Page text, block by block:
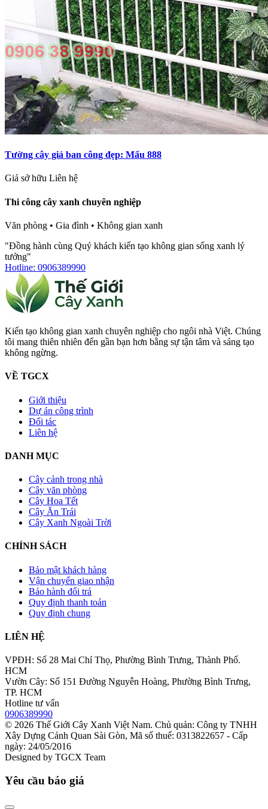
Tường cây giả ban công đẹp: Mẩu 888
Giá sở hữu Liên hệ
Thi công cây xanh chuyên nghiệp
Văn phòng • Gia đình • Không gian xanh
"Đồng hành cùng Quý khách kiến tạo không gian sống xanh lý
tưởng"
Hotline: 0906389990
Kiến tạo không gian xanh chuyên nghiệp cho ngôi nhà Việt. Chúng
tôi mang thiên nhiên đến gần bạn hơn bằng sự tận tâm và sáng tạo
không ngừng.
VỀ TGCX
Giới thiệu
Dự án công trình
Đối tác
Liên hệ
DANH MỤC
Cây cảnh trong nhà
Cây văn phòng
Cây Hoa Tết
Cây Ăn Trái
Cây Xanh Ngoài Trời
CHÍNH SÁCH
Bảo mật khách hàng
Vận chuyển giao nhận
Bảo hành đổi trả
Quy định thanh toán
Quy định chung
LIÊN HỆ
VPĐH: Số 28 Mai Chí Thọ, Phường Bình Trưng, Thành Phố.
HCM
Vườn Cây: Số 151 Đường Nguyễn Hoàng, Phường Bình Trưng,
TP. HCM
Hotline tư vấn
0906389990
© 2026 Thế Giới Cây Xanh Việt Nam. Chủ quản: Công ty TNHH
Xây Dựng Cảnh Quan Sài Gòn, Mã số thuế: 0313822657 - Cấp
ngày: 24/05/2016
Designed by TGCX Team
Yêu cầu báo giá